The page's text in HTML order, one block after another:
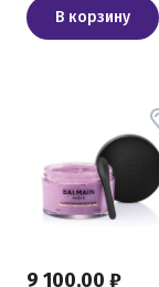
200 млВ корзину
9 100,00 ₽